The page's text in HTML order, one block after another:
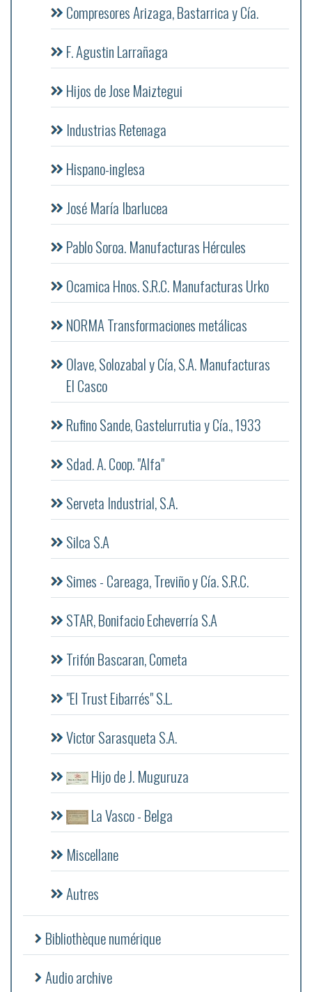
Compresores Arizaga, Bastarrica y Cía.
F. Agustin Larrañaga
Hijos de Jose Maiztegui
Industrias Retenaga
Hispano-inglesa
José María Ibarlucea
Pablo Soroa. Manufacturas Hércules
Ocamica Hnos. S.R.C. Manufacturas Urko
NORMA Transformaciones metálicas
Olave, Solozabal y Cía, S.A. Manufacturas
El Casco
Rufino Sande, Gastelurrutia y Cía., 1933
Sdad. A. Coop. "Alfa"
Serveta Industrial, S.A.
Silca S.A
Simes - Careaga, Treviño y Cía. S.R.C.
STAR, Bonifacio Echeverría S.A
Trifón Bascaran, Cometa
"El Trust Eibarrés" S.L.
Victor Sarasqueta S.A.
Hijo de J. Muguruza
La Vasco - Belga
Miscellane
Autres
Bibliothèque numérique
Audio archive